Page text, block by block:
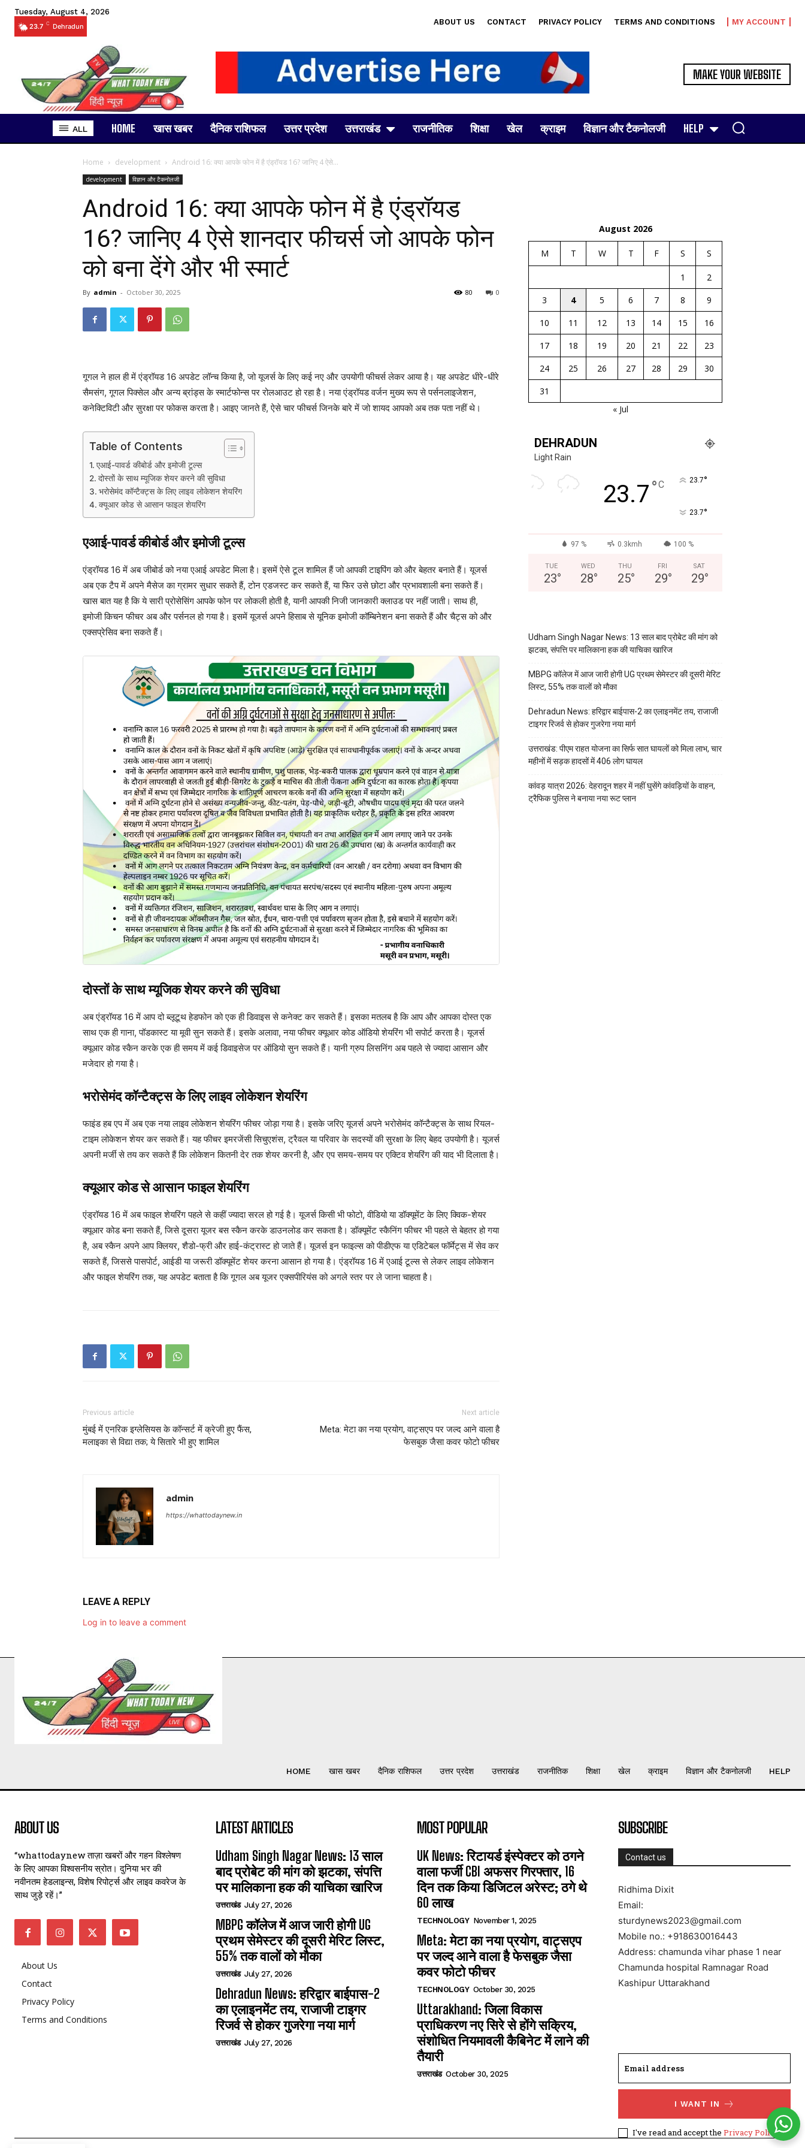
Tuesday, August 4, 2026
23.7 C Dehradun ABOUT US CONTACT PRIVACY POLICY TERMS AND CONDITIONS MY ACCOUNT
MAKE YOUR WEBSITE
ALL HOME खास खबर दैनिक राशिफल उत्तर प्रदेश उत्तराखंड राजनीतिक शिक्षा खेल क्राइम विज्ञान और टैकनोलजी HELP
Home development Android 16: क्या आपके फोन में है एंड्रॉयड 16? जानिए 4 ऐसे...
development विज्ञान और टैकनोलजी
Android 16: क्या आपके फोन में है एंड्रॉयड
16? जानिए 4 ऐसे शानदार फीचर्स जो आपके फोन
को बना देंगे और भी स्मार्ट
By admin - October 30, 2025 0
80
गूगल ने हाल ही में एंड्रॉयड 16 अपडेट लॉन्च किया है, जो यूजर्स के लिए कई नए और उपयोगी फीचर्स लेकर आया है। यह अपडेट धीरे-धीरे
सैमसंग, गूगल पिक्सेल और अन्य ब्रांड्स के स्मार्टफोन्स पर रोलआउट हो रहा है। नया एंड्रॉयड वर्जन मुख्य रूप से पर्सनलाइजेशन,
कनेक्टिविटी और सुरक्षा पर फोकस करता है। आइए जानते हैं, ऐसे चार फीचर्स जिनके बारे में जो शायद आपको अब तक पता नहीं थे।
Table of Contents
एआई-पावर्ड कीबोर्ड और इमोजी टूल्स
दोस्तों के साथ म्यूजिक शेयर करने की सुविधा
भरोसेमंद कॉन्टैक्ट्स के लिए लाइव लोकेशन शेयरिंग
क्यूआर कोड से आसान फाइल शेयरिंग
एआई-पावर्ड कीबोर्ड और इमोजी टूल्स
एंड्रॉयड 16 में अब जीबोर्ड को नया एआई अपडेट मिला है। इसमें ऐसे टूल शामिल हैं जो आपकी टाइपिंग को और बेहतर बनाते हैं। यूजर्स
अब एक टैप में अपने मैसेज का ग्रामर सुधार सकते हैं, टोन एडजस्ट कर सकते हैं, या फिर उसे छोटा और प्रभावशाली बना सकते हैं।
खास बात यह है कि ये सारी प्रोसेसिंग आपके फोन पर लोकली होती है, यानी आपकी निजी जानकारी क्लाउड पर नहीं जाती। साथ ही,
इमोजी किचन फीचर अब और पर्सनल हो गया है। इसमें यूजर्स अपने हिसाब से यूनिक इमोजी कॉम्बिनेशन बना सकते हैं और चैट्स को और
एक्सप्रेसिव बना सकते हैं।
दोस्तों के साथ म्यूजिक शेयर करने की सुविधा
अब एंड्रॉयड 16 में आप दो ब्लूटूथ हेडफोन को एक ही डिवाइस से कनेक्ट कर सकते हैं। इसका मतलब है कि आप और आपका दोस्त एक
साथ एक ही गाना, पॉडकास्ट या मूवी सुन सकते हैं। इसके अलावा, नया फीचर क्यूआर कोड ऑडियो शेयरिंग भी सपोर्ट करता है। यूजर्स
क्यूआर कोड स्कैन करके एक ही समय में कई डिवाइसेज पर ऑडियो सुन सकते हैं। यानी ग्रुप लिसनिंग अब पहले से ज्यादा आसान और
मजेदार हो गया है।
भरोसेमंद कॉन्टैक्ट्स के लिए लाइव लोकेशन शेयरिंग
फाइंड हब एप में अब एक नया लाइव लोकेशन शेयरिंग फीचर जोड़ा गया है। इसके जरिए यूजर्स अपने भरोसेमंद कॉन्टैक्ट्स के साथ रियल-
टाइम लोकेशन शेयर कर सकते हैं। यह फीचर इमरजेंसी सिचुएशंस, ट्रैवल या परिवार के सदस्यों की सुरक्षा के लिए बेहद उपयोगी है। यूजर्स
अपनी मर्जी से तय कर सकते हैं कि लोकेशन कितनी देर तक शेयर करनी है, और एप समय-समय पर एक्टिव शेयरिंग की याद भी दिलाता है।
क्यूआर कोड से आसान फाइल शेयरिंग
एंड्रॉयड 16 में अब फाइल शेयरिंग पहले से कहीं ज्यादा सरल हो गई है। यूजर्स किसी भी फोटो, वीडियो या डॉक्यूमेंट के लिए क्विक-शेयर
क्यूआर कोड बना सकते हैं, जिसे दूसरा यूजर बस स्कैन करके डाउनलोड कर सकता है। डॉक्यूमेंट स्कैनिंग फीचर भी पहले से बेहतर हो गया
है, अब स्कैन अपने आप क्लियर, शैडो-फ्री और हाई-कंट्रास्ट हो जाते हैं। यूजर्स इन फाइल्स को पीडीएफ या एडिटेबल फॉर्मेट्स में सेव कर
सकते हैं, जिससे पासपोर्ट, आईडी या जरूरी डॉक्यूमेंट शेयर करना आसान हो गया है। एंड्रॉयड 16 में एआई टूल्स से लेकर लाइव लोकेशन
और फाइल शेयरिंग तक, यह अपडेट बताता है कि गूगल अब यूजर एक्सपीरियंस को अगले स्तर पर ले जाना चाहता है।
Previous article
मुंबई में एनरिक इग्लेसियस के कॉन्सर्ट में क्रेजी हुए फैंस,
मलाइका से विद्या तक; ये सितारे भी हुए शामिल
Next article
Meta: मेटा का नया प्रयोग, वाट्सएप पर जल्द आने वाला है
फेसबुक जैसा कवर फोटो फीचर
admin
https://whattodaynew.in
LEAVE A REPLY
Log in to leave a comment
August 2026
M T W T F S S
1
2
3
4 5 6 7 8
9
10
11 12 13 14 15
16
17
18 19 20 21 22
23
24
25 26 27 28 29
30
31
« Jul
DEHRADUN
Light Rain
23.7°C 23.7°
23.7°
97 % 0.3kmh 100 %
TUE
23°
WED
28°
THU
25°
FRI
29°
SAT
29°
Udham Singh Nagar News: 13 साल बाद प्रोबेट की मांग को
झटका, संपत्ति पर मालिकाना हक की याचिका खारिज
MBPG कॉलेज में आज जारी होगी UG प्रथम सेमेस्टर की दूसरी मेरिट
लिस्ट, 55% तक वालों को मौका
Dehradun News: हरिद्वार बाईपास-2 का एलाइनमेंट तय, राजाजी
टाइगर रिजर्व से होकर गुजरेगा नया मार्ग
उत्तराखंड: पीएम राहत योजना का सिर्फ सात घायलों को मिला लाभ, चार
महीनों में सड़क हादसों में 406 लोग घायल
कांवड़ यात्रा 2026: देहरादून शहर में नहीं घुसेंगे कांवड़ियों के वाहन,
ट्रैफिक पुलिस ने बनाया नया रूट प्लान
HOME खास खबर दैनिक राशिफल उत्तर प्रदेश उत्तराखंड राजनीतिक शिक्षा खेल क्राइम विज्ञान और टैकनोलजी HELP
ABOUT US
“whattodaynew ताज़ा खबरों और गहन विश्लेषण
के लिए आपका विश्वसनीय स्रोत। दुनिया भर की
नवीनतम हेडलाइन्स, विशेष रिपोर्ट्स और लाइव कवरेज के
साथ जुड़े रहें।”
About Us
Contact
Privacy Policy
Terms and Conditions
LATEST ARTICLES
Udham Singh Nagar News: 13 साल
बाद प्रोबेट की मांग को झटका, संपत्ति
पर मालिकाना हक की याचिका खारिज
उत्तराखंड July 27, 2026
MBPG कॉलेज में आज जारी होगी UG
प्रथम सेमेस्टर की दूसरी मेरिट लिस्ट,
55% तक वालों को मौका
उत्तराखंड July 27, 2026
Dehradun News: हरिद्वार बाईपास-2
का एलाइनमेंट तय, राजाजी टाइगर
रिजर्व से होकर गुजरेगा नया मार्ग
उत्तराखंड July 27, 2026
MOST POPULAR
UK News: रिटायर्ड इंस्पेक्टर को ठगने
वाला फर्जी CBI अफसर गिरफ्तार, 16
दिन तक किया डिजिटल अरेस्ट; ठगे थे
60 लाख
TECHNOLOGY November 1, 2025
Meta: मेटा का नया प्रयोग, वाट्सएप
पर जल्द आने वाला है फेसबुक जैसा
कवर फोटो फीचर
TECHNOLOGY October 30, 2025
Uttarakhand: जिला विकास
प्राधिकरण नए सिरे से होंगे सक्रिय,
संशोधित नियमावली कैबिनेट में लाने की
तैयारी
उत्तराखंड October 30, 2025
SUBSCRIBE
Contact us
Ridhima Dixit
Email:
sturdynews2023@gmail.com
Mobile no.: +918630016443
Address: chamunda vihar phase 1 near
Chamunda hospital Ramnagar Road
Kashipur Uttarakhand
I WANT IN
I've read and accept the Privacy Policy.